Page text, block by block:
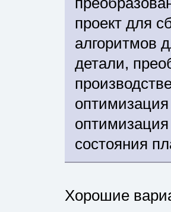
проект для
алгоритмов
детали,
оптимизация
состояния
Хорошие